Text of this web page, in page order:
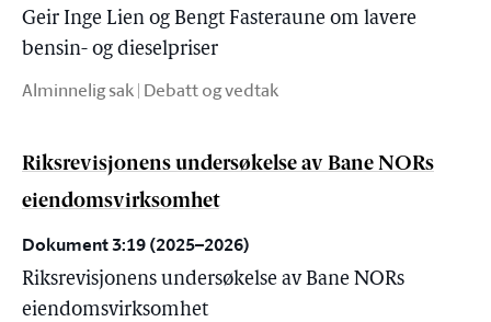
Geir Inge Lien og Bengt Fasteraune om lavere
bensin- og dieselpriser
Alminnelig sak | Debatt og vedtak
Riksrevisjonens undersøkelse av Bane NORs
eiendomsvirksomhet
Dokument 3:19 (2025–2026)
Riksrevisjonens undersøkelse av Bane NORs
eiendomsvirksomhet